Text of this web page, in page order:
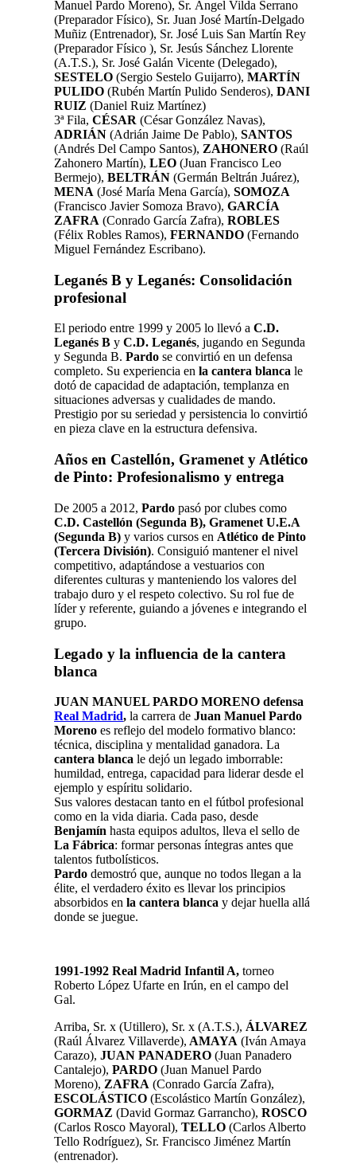
Manuel Pardo Moreno), Sr. Ángel Vilda Serrano
(Preparador Físico), Sr. Juan José Martín-Delgado
Muñiz (Entrenador), Sr. José Luis San Martín Rey
(Preparador Físico ), Sr. Jesús Sánchez Llorente
(A.T.S.), Sr. José Galán Vicente (Delegado),
SESTELO (Sergio Sestelo Guijarro), MARTÍN
PULIDO (Rubén Martín Pulido Senderos), DANI
RUIZ (Daniel Ruiz Martínez)
3ª Fila, CÉSAR (César González Navas),
ADRIÁN (Adrián Jaime De Pablo), SANTOS
(Andrés Del Campo Santos), ZAHONERO (Raúl
Zahonero Martín), LEO (Juan Francisco Leo
Bermejo), BELTRÁN (Germán Beltrán Juárez),
MENA (José María Mena García), SOMOZA
(Francisco Javier Somoza Bravo), GARCÍA
ZAFRA (Conrado García Zafra), ROBLES
(Félix Robles Ramos), FERNANDO (Fernando
Miguel Fernández Escribano).
Leganés B y Leganés: Consolidación
profesional
El periodo entre 1999 y 2005 lo llevó a C.D.
Leganés B y C.D. Leganés, jugando en Segunda
y Segunda B. Pardo se convirtió en un defensa
completo. Su experiencia en la cantera blanca le
dotó de capacidad de adaptación, templanza en
situaciones adversas y cualidades de mando.
Prestigio por su seriedad y persistencia lo convirtió
en pieza clave en la estructura defensiva.
Años en Castellón, Gramenet y Atlético
de Pinto: Profesionalismo y entrega
De 2005 a 2012, Pardo pasó por clubes como
C.D. Castellón (Segunda B), Gramenet U.E.A
(Segunda B) y varios cursos en Atlético de Pinto
(Tercera División). Consiguió mantener el nivel
competitivo, adaptándose a vestuarios con
diferentes culturas y manteniendo los valores del
trabajo duro y el respeto colectivo. Su rol fue de
líder y referente, guiando a jóvenes e integrando el
grupo.
Legado y la influencia de la cantera
blanca
JUAN MANUEL PARDO MORENO defensa
Real Madrid, la carrera de Juan Manuel Pardo
Moreno es reflejo del modelo formativo blanco:
técnica, disciplina y mentalidad ganadora. La
cantera blanca le dejó un legado imborrable:
humildad, entrega, capacidad para liderar desde el
ejemplo y espíritu solidario.
Sus valores destacan tanto en el fútbol profesional
como en la vida diaria. Cada paso, desde
Benjamín hasta equipos adultos, lleva el sello de
La Fábrica: formar personas íntegras antes que
talentos futbolísticos.
Pardo demostró que, aunque no todos llegan a la
élite, el verdadero éxito es llevar los principios
absorbidos en la cantera blanca y dejar huella allá
donde se juegue.
1991-1992 Real Madrid Infantil A, torneo
Roberto López Ufarte en Irún, en el campo del
Gal.
Arriba, Sr. x (Utillero), Sr. x (A.T.S.), ÁLVAREZ
(Raúl Álvarez Villaverde), AMAYA (Iván Amaya
Carazo), JUAN PANADERO (Juan Panadero
Cantalejo), PARDO (Juan Manuel Pardo
Moreno), ZAFRA (Conrado García Zafra),
ESCOLÁSTICO (Escolástico Martín González),
GORMAZ (David Gormaz Garrancho), ROSCO
(Carlos Rosco Mayoral), TELLO (Carlos Alberto
Tello Rodríguez), Sr. Francisco Jiménez Martín
(entrenador).